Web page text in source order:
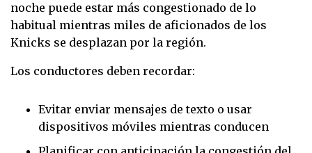
noche puede estar más congestionado de lo
habitual mientras miles de aficionados de los
Knicks se desplazan por la región.
Los conductores deben recordar:
Evitar enviar mensajes de texto o usar
dispositivos móviles mientras conducen